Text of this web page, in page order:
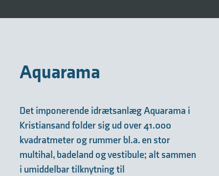
Aquarama
Det imponerende idrætsanlæg Aquarama i
Kristiansand folder sig ud over 41.000
kvadratmeter og rummer bl.a. en stor
multihal, badeland og vestibule; alt sammen
i umiddelbar tilknytning til